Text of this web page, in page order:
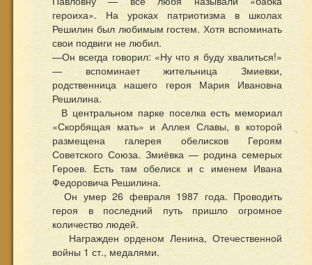
героиха». На уроках патриотизма в школах
Решилин был любимым гостем. Хотя вспоминать
свои подвиги не любил.
—Он всегда говорил: «Ну что я буду хвалиться!»
— вспоминает жительница Змиевки,
родственница нашего героя Мария Ивановна
Решилина.
В центральном парке поселка есть мемориал
«Скорбящая мать» и Аллея Славы, в которой
размещена галерея обелисков Героям
Советского Союза. Змиёвка — родина семерых
Героев. Есть там обелиск и с именем Ивана
Федоровича Решилина.
Он умер 26 февраля 1987 года. Проводить
героя в последний путь пришло огромное
количество людей.
Награжден орденом Ленина, Отечественной
войны 1 ст., медалями.